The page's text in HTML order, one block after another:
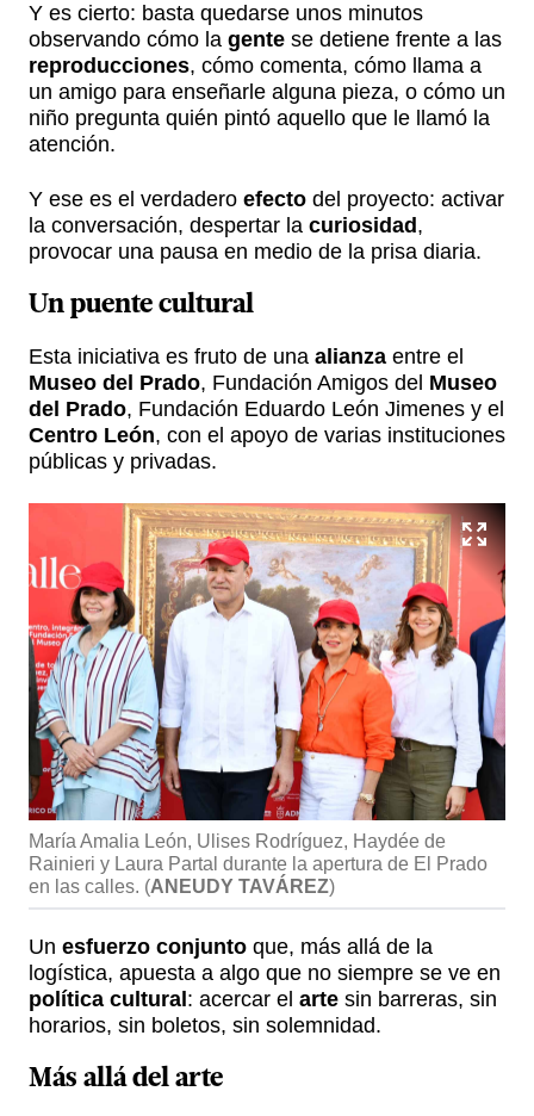
Y es cierto: basta quedarse unos minutos
observando cómo la gente se detiene frente a las
reproducciones, cómo comenta, cómo llama a
un amigo para enseñarle alguna pieza, o cómo un
niño pregunta quién pintó aquello que le llamó la
atención.
Y ese es el verdadero efecto del proyecto: activar
la conversación, despertar la curiosidad ,
provocar una pausa en medio de la prisa diaria.
Un puente cultural
Esta iniciativa es fruto de una alianza entre el
Museo del Prado, Fundación Amigos del Museo
del Prado, Fundación Eduardo León Jimenes y el
Centro León, con el apoyo de varias instituciones
públicas y privadas.
María Amalia León, Ulises Rodríguez, Haydée de
Rainieri y Laura Partal durante la apertura de El Prado
en las calles. (ANEUDY TAVÁREZ)
Un esfuerzo conjunto que, más allá de la
logística, apuesta a algo que no siempre se ve en
política cultural : acercar el arte sin barreras, sin
horarios, sin boletos, sin solemnidad.
Más allá del arte